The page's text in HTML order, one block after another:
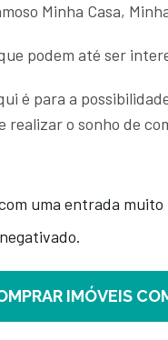
Minha Casa,
podem até ser
é para a
realizar o sonho de
uma entrada muito
IMÓVEIS